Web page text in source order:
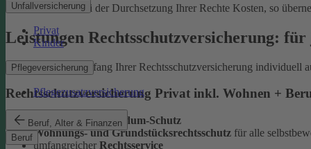
Unfallversicherung
Privat
Kinder
Pflegeversicherung
Pflegezusatzversicherung
Beruf, Alter & Finanzen
Beruf
Entstehen bei der Durchsetzung Ihrer Rechte Kosten, so
Leistungen Rechtsschutzversicherung:
Sie können den Umfang Ihrer Rechtsschutzversicherung
Rechtsschutzversicherung Privat inkl. Wohnen +
leistungsstarkerRundum-Schutz
Wohnungs- und Grundstücksrechtsschutz für alle
umfangreicher Rechtsservice